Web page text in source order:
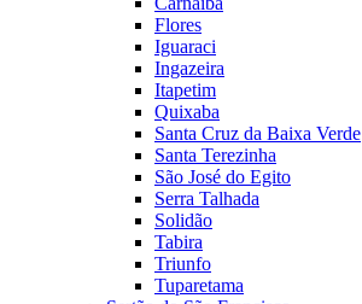
Flores
Iguaraci
Ingazeira
Itapetim
Quixaba
Santa Cruz da Baixa Verde
Santa Terezinha
São José do Egito
Serra Talhada
Solidão
Tabira
Triunfo
Tuparetama